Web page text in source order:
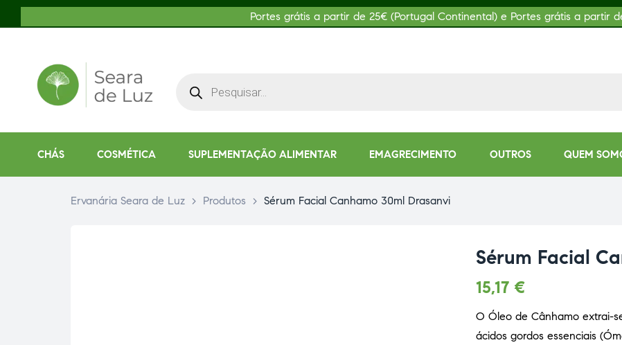
Portes grátis a partir de 25€ (Portugal Continental) e Portes grátis a partir
CHÁS COSMÉTICA SUPLEMENTAÇÃO ALIMENTAR EMAGRECIMENTO OUTROS QUEM
Ervanária Seara de Luz > Produtos > Sérum Facial Canhamo 30ml Drasanvi
Sérum Facial
15,17 €
O Óleo de Cânhamo extrai-
ácidos gordos essenciais